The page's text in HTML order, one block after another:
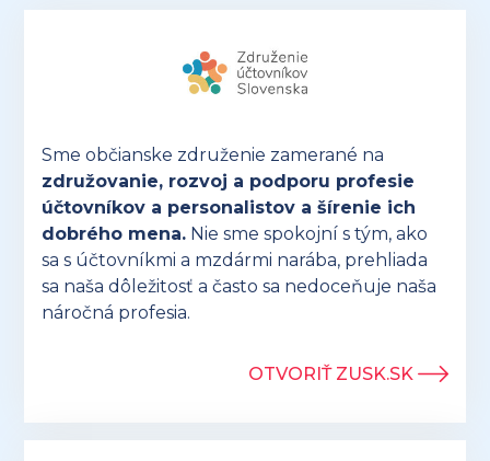
Sme občianske združenie zamerané na
združovanie, rozvoj a podporu profesie
účtovníkov a personalistov a šírenie ich
dobrého mena. Nie sme spokojní s tým, ako
sa s účtovníkmi a mzdármi narába, prehliada
sa naša dôležitosť a často sa nedoceňuje naša
náročná profesia.
OTVORIŤ ZUSK.SK